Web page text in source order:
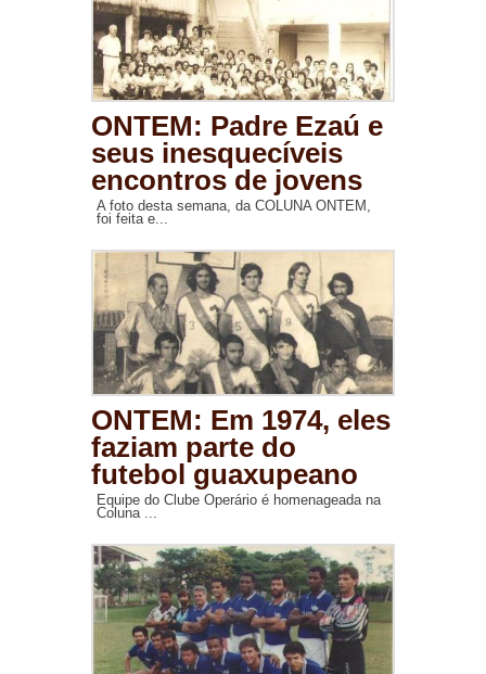
ONTEM: Padre Ezaú e
seus inesquecíveis
encontros de jovens
A foto desta semana, da COLUNA ONTEM,
foi feita e...
ONTEM: Em 1974, eles
faziam parte do
futebol guaxupeano
Equipe do Clube Operário é homenageada na
Coluna ...